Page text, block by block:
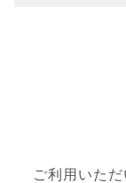
ご利用いた